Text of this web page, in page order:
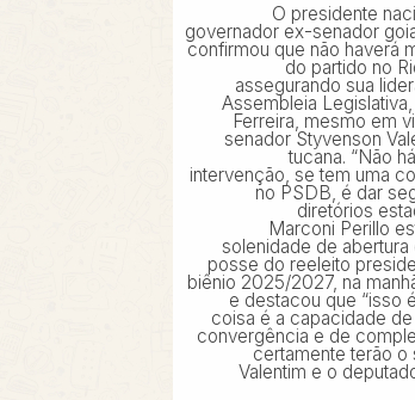
O presidente
governador ex-senador
confirmou que não haverá
do partido no
assegurando sua
Assembleia
Ferreira, mesmo em
senador Styvenson
tucana. “Não
intervenção, se tem uma
no PSDB, é dar
diretórios
Marconi Perillo
solenidade de
posse do reeleito
biênio 2025/2027, na
e destacou que “isso
coisa é a capacidade
convergência e de
certamente terão o
Valentim e o